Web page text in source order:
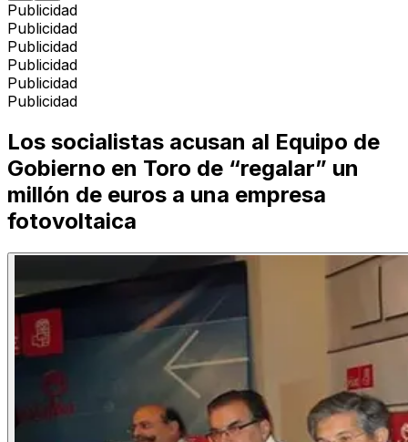
Publicidad
Publicidad
Publicidad
Publicidad
Publicidad
Publicidad
Los socialistas acusan al Equipo de
Gobierno en Toro de “regalar” un
millón de euros a una empresa
fotovoltaica